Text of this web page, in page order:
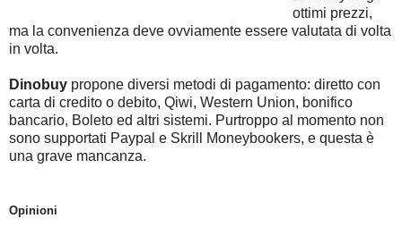
ottimi prezzi,
ma la convenienza deve ovviamente essere valutata di volta
in volta.
Dinobuy propone diversi metodi di pagamento: diretto con
carta di credito o debito, Qiwi, Western Union, bonifico
bancario, Boleto ed altri sistemi. Purtroppo al momento non
sono supportati Paypal e Skrill Moneybookers, e questa è
una grave mancanza.
Opinioni